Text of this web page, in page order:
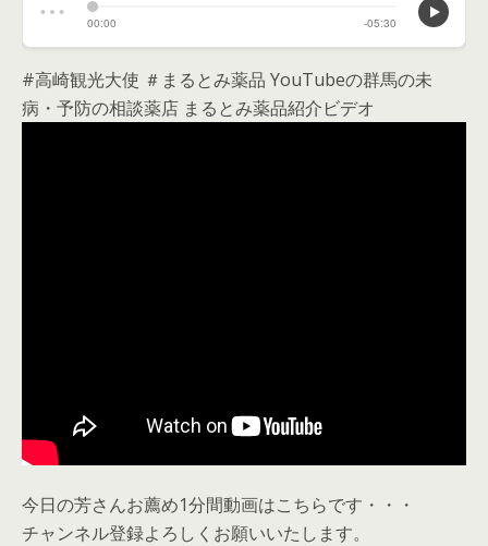
#高崎観光大使 ＃まるとみ薬品 YouTubeの群馬の未
病・予防の相談薬店 まるとみ薬品紹介ビデオ
今日の芳さんお薦め1分間動画はこちらです・・・
チャンネル登録よろしくお願いいたします。